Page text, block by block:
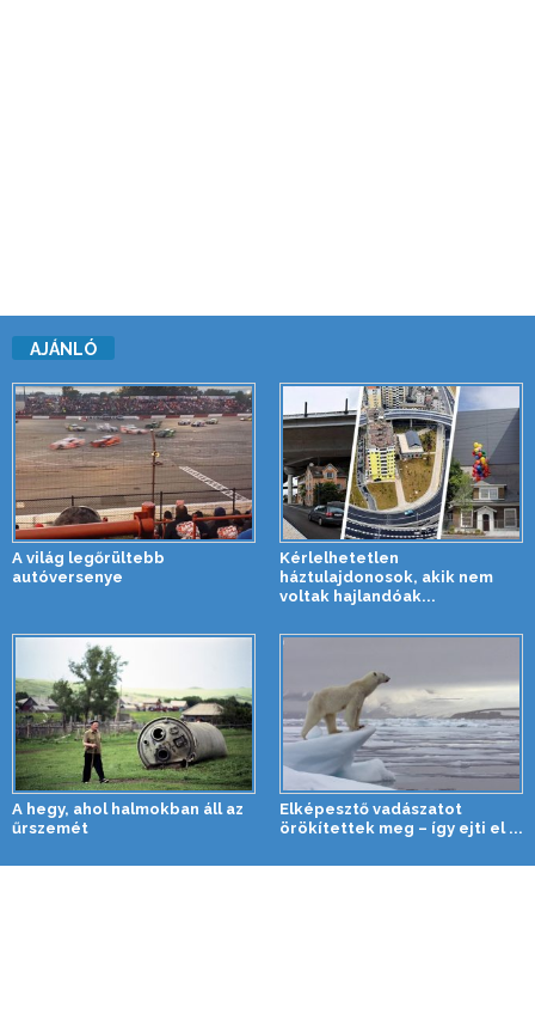
AJÁNLÓ
A világ legőrültebb
autóversenye
Kérlelhetetlen
háztulajdonosok, akik nem
voltak hajlandóak...
A hegy, ahol halmokban áll az
űrszemét
Elképesztő vadászatot
örökítettek meg – így ejti el ...